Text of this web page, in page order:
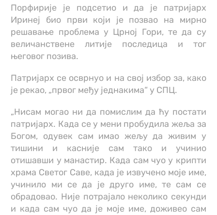
Порфирије је подсетио и да је патријарх
Иринеј био први који је позвао на мирно
решавање проблема у Црној Гори, те да су
величанствене литије последица и тог
његовог позива.
Патријарх се осврнуо и на свој избор за, како
је рекао, „првог међу једнакима“ у СПЦ.
„Нисам могао ни да помислим да ћу постати
патријарх. Када се у мени пробудила жеља за
Богом, одувек сам имао жељу да живим у
тишини и касније сам тако и учинио
отишавши у манастир. Када сам чуо у крипти
храма Светог Саве, када је извучено моје име,
учинило ми се да је друго име, те сам се
обрадовао. Није потрајало неколико секунди
и када сам чуо да је моје име, доживео сам